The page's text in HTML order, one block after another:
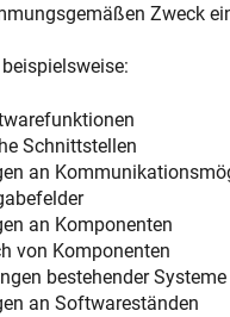
Zweck
Schnittstellen
an
an Komponenten
von Komponenten
bestehender Systeme
an Softwareständen